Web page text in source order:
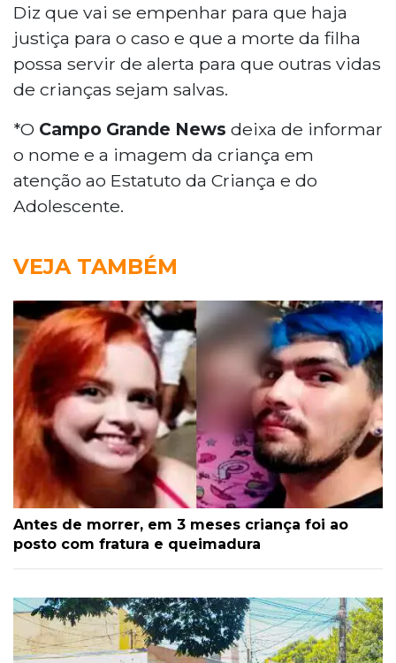
Diz que vai se empenhar para que haja
justiça para o caso e que a morte da filha
possa servir de alerta para que outras vidas
de crianças sejam salvas.
*O Campo Grande News deixa de informar
o nome e a imagem da criança em
atenção ao Estatuto da Criança e do
Adolescente.
VEJA TAMBÉM
Antes de morrer, em 3 meses criança foi ao
posto com fratura e queimadura